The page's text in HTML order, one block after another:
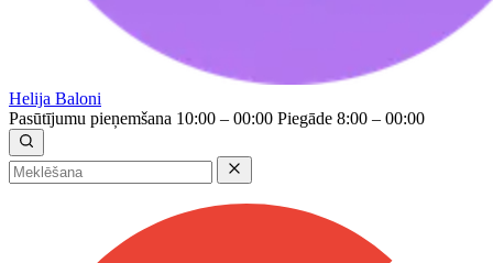
Helija Baloni
Pasūtījumu pieņemšana 10:00 – 00:00 Piegāde 8:00 – 00:00